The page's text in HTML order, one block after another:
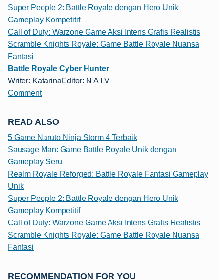
Super People 2: Battle Royale dengan Hero Unik
Gameplay Kompetitif
Call of Duty: Warzone Game Aksi Intens Grafis Realistis
Scramble Knights Royale: Game Battle Royale Nuansa
Fantasi
Battle Royale Cyber Hunter
Writer: KatarinaEditor: N A I V
Comment
READ ALSO
5 Game Naruto Ninja Storm 4 Terbaik
Sausage Man: Game Battle Royale Unik dengan
Gameplay Seru
Realm Royale Reforged: Battle Royale Fantasi Gameplay
Unik
Super People 2: Battle Royale dengan Hero Unik
Gameplay Kompetitif
Call of Duty: Warzone Game Aksi Intens Grafis Realistis
Scramble Knights Royale: Game Battle Royale Nuansa
Fantasi
RECOMMENDATION FOR YOU